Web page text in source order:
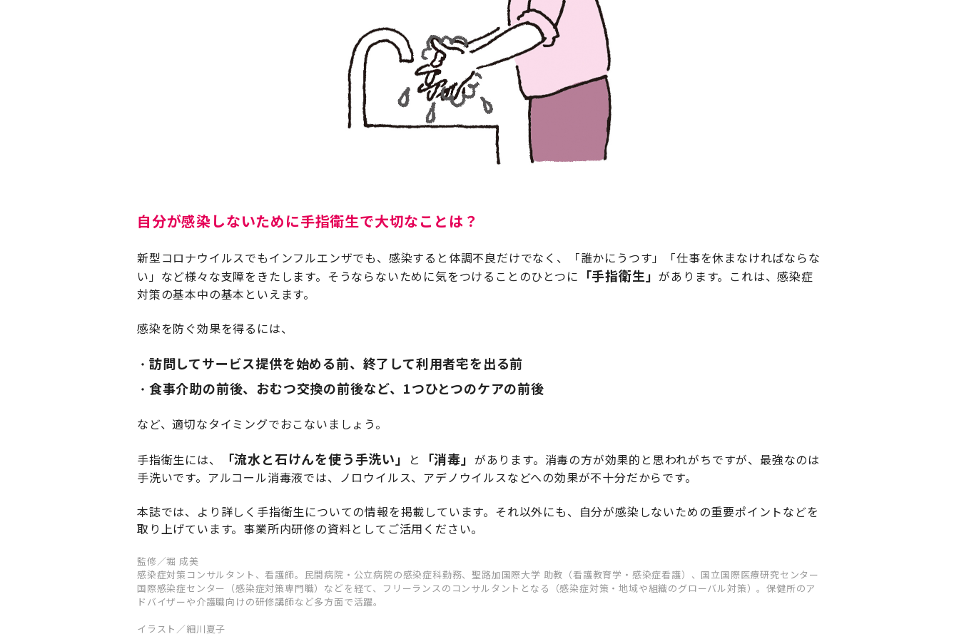
自分が感染しないために手指衛生で大切なことは？
新型コロナウイルスでもインフルエンザでも、感染すると体調不良だけでなく、「誰かにうつす」「仕事を休まなければならな
い」など様々な支障をきたします。そうならないために気をつけることのひとつに 「手指衛生」があります。これは、感染症
対策の基本中の基本といえます。
感染を防ぐ効果を得るには、
訪問してサービス提供を始める前、終了して利用者宅を出る前
食事介助の前後、おむつ交換の前後など、1つひとつのケアの前後
など、適切なタイミングでおこないましょう。
手指衛生には、 「流水と石けんを使う手洗い」 と 「消毒」 があります。消毒の方が効果的と思われがちですが、最強なのは
手洗いです。アルコール消毒液では、ノロウイルス、アデノウイルスなどへの効果が不十分だからです。
本誌では、より詳しく手指衛生についての情報を掲載しています。それ以外にも、自分が感染しないための重要ポイントなどを
取り上げています。事業所内研修の資料としてご活用ください。
監修／堀 成美
感染症対策コンサルタント、看護師。民間病院・公立病院の感染症科勤務、聖路加国際大学 助教（看護教育学・感染症看護）、国立国際医療研究センター
国際感染症センター（感染症対策専門職）などを経て、フリーランスのコンサルタントとなる（感染症対策・地域や組織のグローバル対策）。保健所のア
ドバイザーや介護職向けの研修講師など多方面で活躍。
イラスト／細川夏子